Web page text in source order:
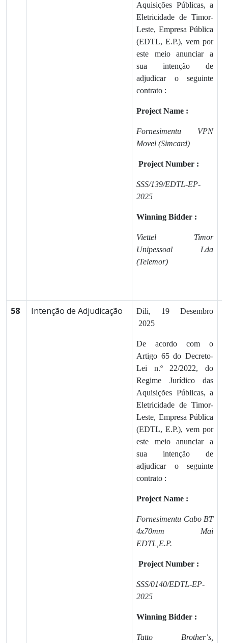
Aquisições Públicas, a
Eletricidade de Timor-
Leste, Empresa Pública
(EDTL, E.P.), vem por
este meio anunciar a
sua intenção de
adjudicar o seguinte
contrato :
Project Name :
Fornesimentu VPN
Movel (Simcard)
Project Number :
SSS/139/EDTL-EP-
2025
Winning Bidder :
Viettel Timor
Unipessoal Lda
(Telemor)
58 Intenção de Adjudicação
Dili, 19 Desembro
2025
De acordo com o
Artigo 65 do Decreto-
Lei n.º 22/2022, do
Regime Jurídico das
Aquisições Públicas, a
Eletricidade de Timor-
Leste, Empresa Pública
(EDTL, E.P.), vem por
este meio anunciar a
sua intenção de
adjudicar o seguinte
contrato :
Project Name :
Fornesimentu Cabo BT
4x70mm Mai
EDTL,E.P.
Project Number :
SSS/0140/EDTL-EP-
2025
Winning Bidder :
Tatto Brotherʾs,